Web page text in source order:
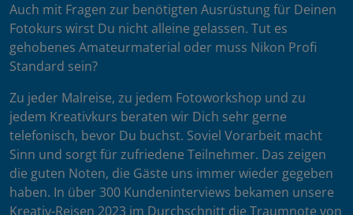
Auch mit Fragen zur benötigten Ausrüstung für Deinen
Fotokurs wirst Du nicht alleine gelassen. Tut es
gehobenes Amateurmaterial oder muss Nikon Profi
Standard sein?
Zu jeder Malreise, zu jedem Fotoworkshop und zu
jedem Kreativkurs beraten wir Dich sehr gerne
telefonisch, bevor Du buchst. Soviel Vorarbeit macht
Sinn und sorgt für zufriedene Teilnehmer. Das zeigen
die guten Noten, die Gäste uns immer wieder gegeben
haben. In über 300 Kundeninterviews bekamen unsere
Kreativ-Reisen 2023 im Durchschnitt die Traumnote von